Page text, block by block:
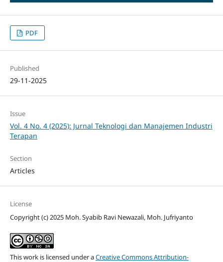
PDF
Published
29-11-2025
Issue
Vol. 4 No. 4 (2025): Jurnal Teknologi dan Manajemen Industri
Terapan
Section
Articles
License
Copyright (c) 2025 Moh. Syabib Ravi Newazali, Moh. Jufriyanto
This work is licensed under aCreative Commons Attribution-